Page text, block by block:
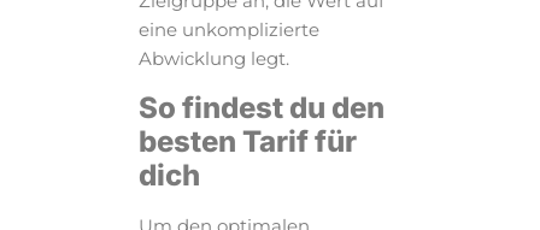
eine unkomplizierte
Abwicklung legt.
So findest du den
besten Tarif für
dich
Um den optimalen